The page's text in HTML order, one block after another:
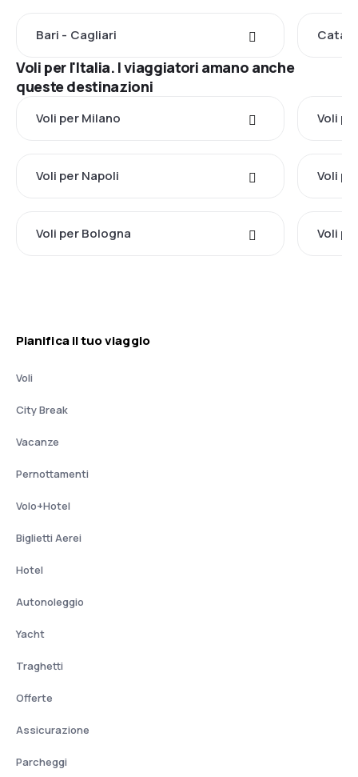
Bari - Cagliari
Voli per l'Italia. I viaggiatori amano anche
queste destinazioni
Voli per Milano Voli
Voli per Napoli Voli
Voli per Bologna Voli
Pianifica il tuo viaggio
Voli
City Break
Vacanze
Pernottamenti
Volo+Hotel
Biglietti Aerei
Hotel
Autonoleggio
Yacht
Traghetti
Offerte
Assicurazione
Parcheggi